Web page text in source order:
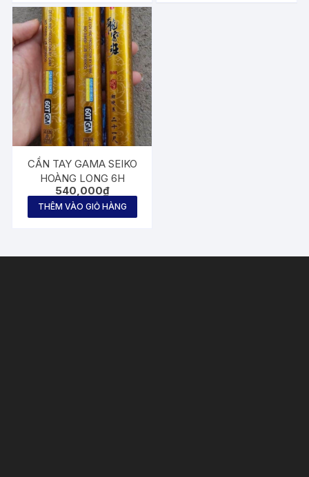
CẦN TAY GAMA SEIKO
HOÀNG LONG 6H
540,000₫
THÊM VÀO GIỎ HÀNG